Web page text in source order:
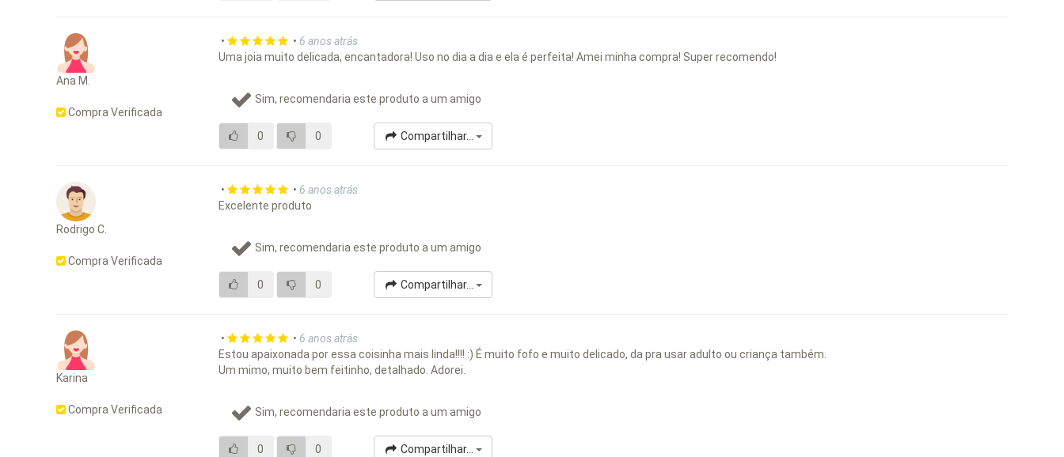
Ana M.
Compra Verificada
• • 6 anos atrás
Uma joia muito delicada, encantadora! Uso no dia a dia e ela é perfeita! Amei minha compra! Super recomendo!
Sim, recomendaria este produto a um amigo
0 0 Compartilhar...
Rodrigo C.
Compra Verificada
• • 6 anos atrás
Excelente produto
Sim, recomendaria este produto a um amigo
0 0 Compartilhar...
Karina
Compra Verificada
• • 6 anos atrás
Estou apaixonada por essa coisinha mais linda!!!! :) É muito fofo e muito delicado, da pra usar adulto ou criança também.
Um mimo, muito bem feitinho, detalhado. Adorei.
Sim, recomendaria este produto a um amigo
0 0 Compartilhar...